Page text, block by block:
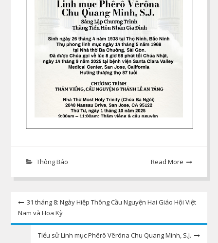
Thông Báo Read More
Post
navigation
31 tháng 8: Ngày Hiệp Thông Cầu Nguyện Hai Giáo Hội Việt
Nam và Hoa Kỳ
Tiểu sử Linh mục Phêrô Vêrôna Chu Quang Minh, S.J.